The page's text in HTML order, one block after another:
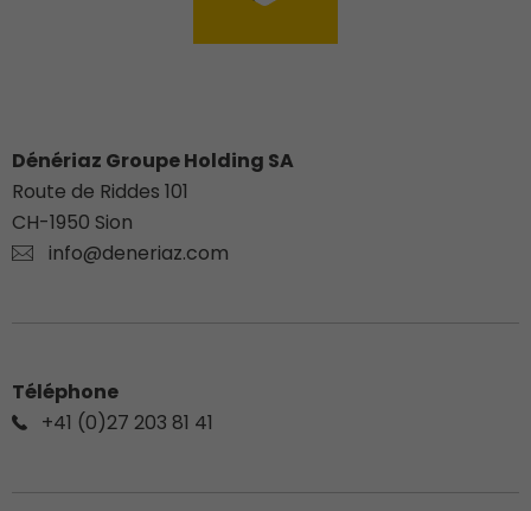
Dénériaz Groupe Holding SA
Route de Riddes 101
CH-1950 Sion
info@deneriaz.com
Téléphone
+41 (0)27 203 81 41